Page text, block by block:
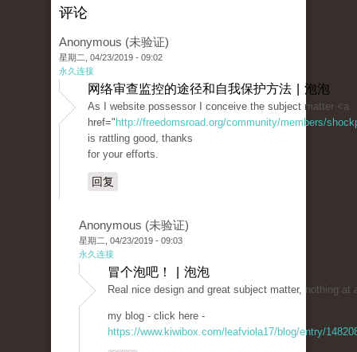
评论
Anonymous (未验证)
星期二, 04/23/2019 - 09:02
永久连接
网络审查监控的途径和自我保护方法 | 泡泡
As I website possessor I conceive the subject matter <a
href=" http://freedomsroad.org/community/members/
is rattling good, thanks
for your efforts.
回复
Anonymous (未验证)
星期二, 04/23/2019 - 09:03
永久连接
冒个泡吧！ | 泡泡
Real nice design and great subject matter, nothing at
my blog - click here -
https://www.kiwibox.com/leafviola17/blog/entry/